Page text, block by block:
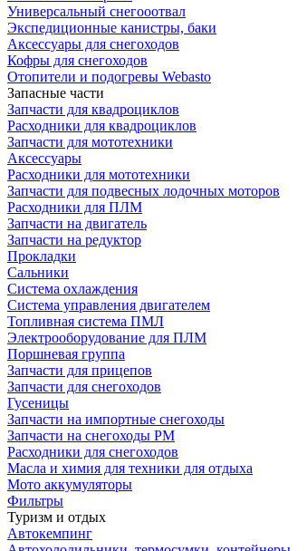
Универсальный снегооотвал
Экспедиционные канистры, баки
Аксессуары для снегоходов
Кофры для снегоходов
Отопители и подогревы Webasto
Запасные части
Запчасти для квадроциклов
Расходники для квадроциклов
Запчасти для мототехники
Аксессуары
Расходники для мототехники
Запчасти для подвесных лодочных моторов
Расходники для ПЛМ
Запчасти на двигатель
Запчасти на редуктор
Прокладки
Сальники
Система охлаждения
Система управления двигателем
Топливная система ПМЛ
Электрооборудование для ПЛМ
Поршневая группа
Запчасти для прицепов
Запчасти для снегоходов
Гусеницы
Запчасти на импортные снегоходы
Запчасти на снегоходы РМ
Расходники для снегоходов
Масла и химия для техники для отдыха
Мото аккумуляторы
Фильтры
Туризм и отдых
Автокемпинг